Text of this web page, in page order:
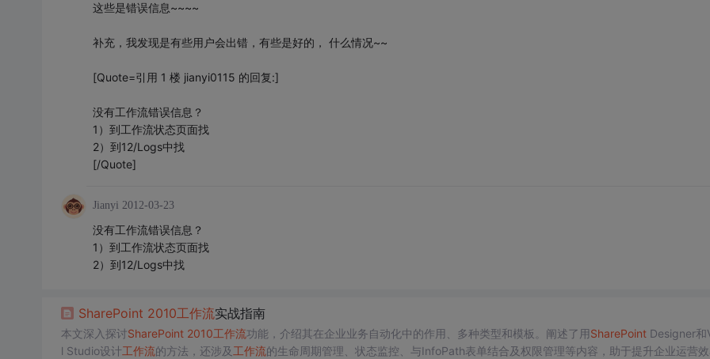
这些是错误信息~~~~
补充，我发现是有些用户会出错，有些是好的， 什么情况~~
[Quote=引用 1 楼 jianyi0115 的回复:]
没有工作流错误信息？
1）到工作流状态页面找
2）到12/Logs中找
[/Quote]
Jianyi 2012-03-23
没有工作流错误信息？
1）到工作流状态页面找
2）到12/Logs中找
SharePoint 2010工作流实战指南
本文深入探讨SharePoint 2010工作流功能，介绍其在企业业务自动化中的作用、多种类型和模板。阐述了用SharePointDesigner和
l Studio设计工作流的方法，还涉及 工作流的生命周期管理、状态监控、与InfoPath表单结合及权限管理等内容，助于提升企业运营